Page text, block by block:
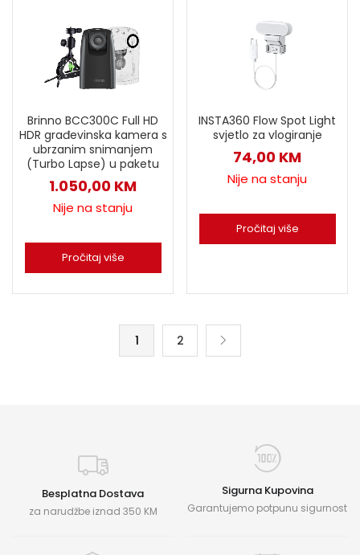
Brinno BCC300C Full HD
HDR građevinska kamera s
ubrzanim snimanjem
(Turbo Lapse) u paketu
1.050,00 KM
Nije na stanju
Pročitaj više
INSTA360 Flow Spot Light
svjetlo za vlogiranje
74,00 KM
Nije na stanju
Pročitaj više
1 2
Besplatna Dostava
za narudžbe iznad 350 KM
Sigurna Kupovina
Garantujemo potpunu sigurnost